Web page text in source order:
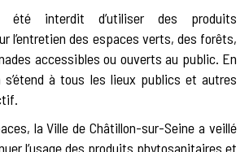
interdit d’utiliser des produits
l’entretien des espaces verts, des forêts,
accessibles ou ouverts au public. En
s’étend à tous les lieux publics et autres
la Ville de Châtillon-sur-Seine a veillé
l’usage des produits phytosanitaires et